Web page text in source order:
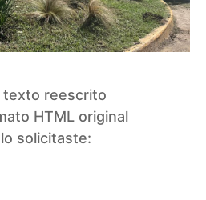
texto reescrito
HTML original
solicitaste: